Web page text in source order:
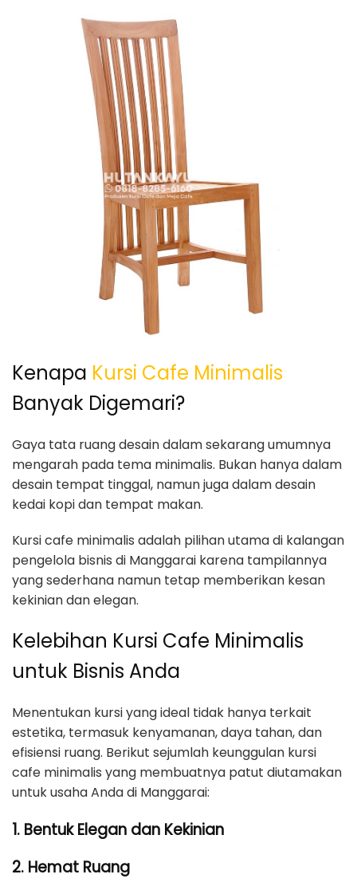
Kenapa Kursi Cafe Minimalis
Banyak Digemari?
Gaya tata ruang desain dalam sekarang umumnya
mengarah pada tema minimalis. Bukan hanya dalam
desain tempat tinggal, namun juga dalam desain
kedai kopi dan tempat makan.
Kursi cafe minimalis adalah pilihan utama di kalangan
pengelola bisnis di Manggarai karena tampilannya
yang sederhana namun tetap memberikan kesan
kekinian dan elegan.
Kelebihan Kursi Cafe Minimalis
untuk Bisnis Anda
Menentukan kursi yang ideal tidak hanya terkait
estetika, termasuk kenyamanan, daya tahan, dan
efisiensi ruang. Berikut sejumlah keunggulan kursi
cafe minimalis yang membuatnya patut diutamakan
untuk usaha Anda di Manggarai:
1. Bentuk Elegan dan Kekinian
2. Hemat Ruang